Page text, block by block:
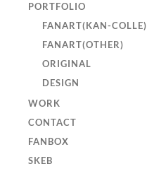
PORTFOLIO
FANART(KAN-COLLE)
FANART(OTHER)
ORIGINAL
DESIGN
WORK
CONTACT
FANBOX
SKEB